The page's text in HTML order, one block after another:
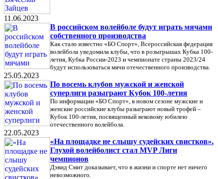
11.06.2023
В российском волейболе будут играть мячами
собственного производства
Как стало известно «БО Спорт», Всероссийская федерация
волейбола уведомила клубы, что в розыгрышах Кубка 100-
летия, Кубка России-2023 и чемпионате страны 2023/24
будут использоваться мячи отечественного производства.
25.05.2023
По восемь клубов мужской и женской
суперлиги разыграют Кубок 100-летия
По информации «БО Спорт», в новом сезоне мужские и
женские российские клубы разыграют новый трофей –
Кубок 100-летия, посвященный вековому юбилею
отечественного волейбола.
22.05.2023
«На площадке не слышу судейских свистков».
Глухой волейболист стал MVP Лиги
чемпионов
Дэвид Смит доказывает, что в жизни и спорте нет ничего
невозможного.